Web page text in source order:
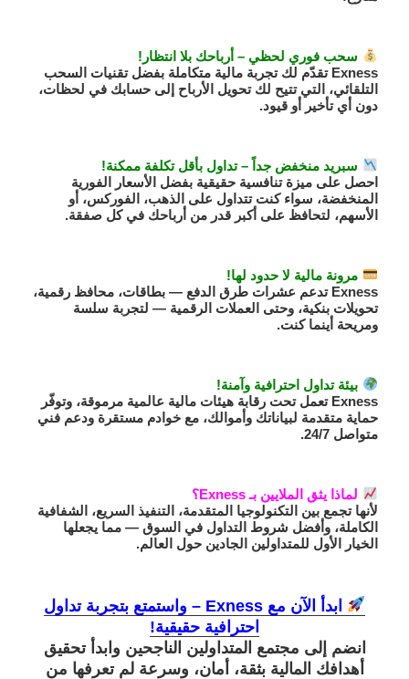
سحب فوري لحظي – أرباحك بلا انتظار!
Exness تقدّم لك تجربة مالية متكاملة بفضل تقنيات السحب
التلقائي، التي تتيح لك تحويل الأرباح إلى حسابك في لحظات،
دون أي تأخير أو قيود.
سبريد منخفض جداً – تداول بأقل تكلفة ممكنة!
احصل على ميزة تنافسية حقيقية بفضل الأسعار الفورية
المنخفضة، سواء كنت تتداول على الذهب، الفوركس، أو
الأسهم، لتحافظ على أكبر قدر من أرباحك في كل صفقة.
مرونة مالية لا حدود لها!
Exness تدعم عشرات طرق الدفع — بطاقات، محافظ رقمية،
تحويلات بنكية، وحتى العملات الرقمية — لتجربة سلسة
ومريحة أينما كنت.
بيئة تداول احترافية وآمنة!
Exness تعمل تحت رقابة هيئات مالية عالمية مرموقة، وتوفّر
حماية متقدمة لبياناتك وأموالك، مع خوادم مستقرة ودعم فني
متواصل 24/7.
لماذا يثق الملايين بـ Exness؟
لأنها تجمع بين التكنولوجيا المتقدمة، التنفيذ السريع، الشفافية
الكاملة، وأفضل شروط التداول في السوق — مما يجعلها
الخيار الأول للمتداولين الجادين حول العالم.
ابدأ الآن مع Exness – واستمتع بتجربة تداول
احترافية حقيقية!
انضم إلى مجتمع المتداولين الناجحين وابدأ تحقيق
أهدافك المالية بثقة، أمان، وسرعة لم تعرفها من